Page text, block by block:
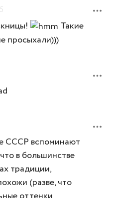
Такие
просыхали)))
СССР вспоминают
в большинстве
традиции,
(разве, что